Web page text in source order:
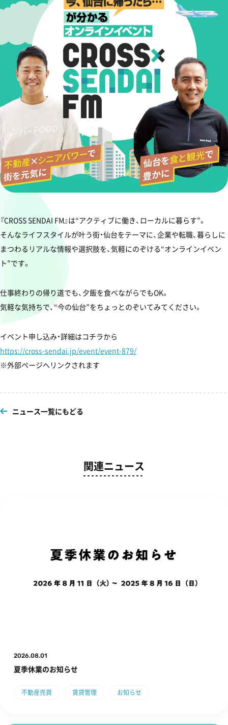
『CROSS SENDAI FM』は“アクティブに働き、ローカルに暮らす”。
そんなライフスタイルが叶う街・仙台をテーマに、企業や転職、暮らしに
まつわるリアルな情報や選択肢を、気軽にのぞける“オンラインイベン
ト”です。
仕事終わりの帰り道でも、夕飯を食べながらでもOK。
気軽な気持ちで、“今の仙台”をちょっとのぞいてみてください。
イベント申し込み・詳細はコチラから
https://cross-sendai.jp/event/event-879/
※外部ページへリンクされます
ニュース一覧にもどる
関連ニュース
2026.08.01
夏季休業のお知らせ
不動産売買 賃貸管理 お知らせ